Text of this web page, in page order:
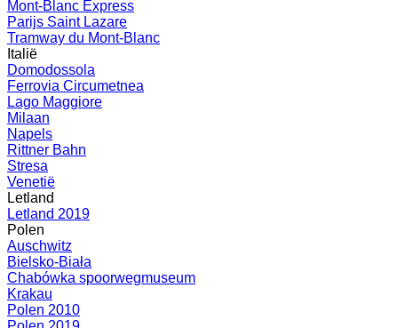
Mont-Blanc Express
Parijs Saint Lazare
Tramway du Mont-Blanc
Italië
Domodossola
Ferrovia Circumetnea
Lago Maggiore
Milaan
Napels
Rittner Bahn
Stresa
Venetië
Letland
Letland 2019
Polen
Auschwitz
Bielsko-Biała
Chabówka spoorwegmuseum
Krakau
Polen 2010